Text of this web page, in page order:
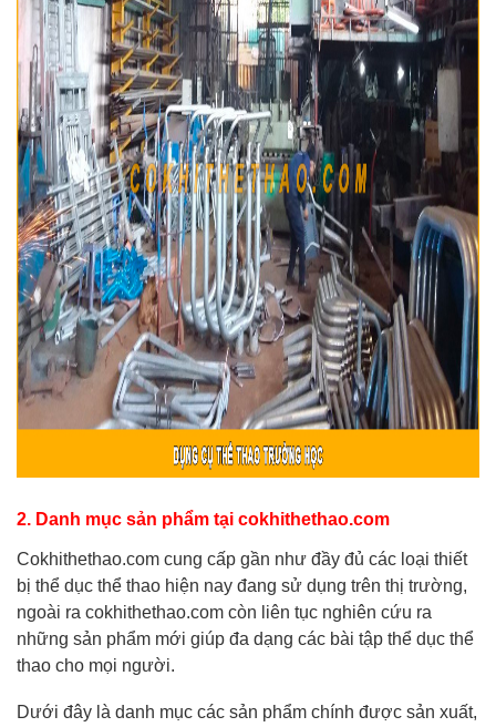
2. Danh mục sản phẩm tại cokhithethao.com
Cokhithethao.com cung cấp gần như đầy đủ các loại thiết
bị thể dục thể thao hiện nay đang sử dụng trên thị trường,
ngoài ra cokhithethao.com còn liên tục nghiên cứu ra
những sản phẩm mới giúp đa dạng các bài tập thể dục thể
thao cho mọi người.
Dưới đây là danh mục các sản phẩm chính được sản xuất,